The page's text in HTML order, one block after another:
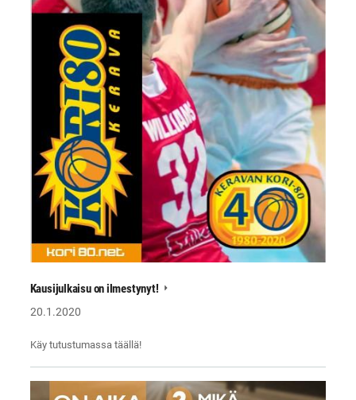
Kausijulkaisu on ilmestynyt!
20.1.2020
Käy tutustumassa täällä!